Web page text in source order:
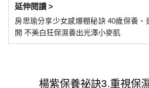
延伸閱讀 >
房思瑜分享少女感爆棚秘訣 40歲保養、
開 不美白狂保濕養出光澤小麥肌
楊紫保養祕訣3.重視保